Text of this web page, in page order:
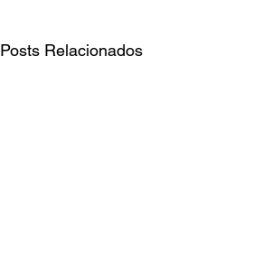
Posts Relacionados